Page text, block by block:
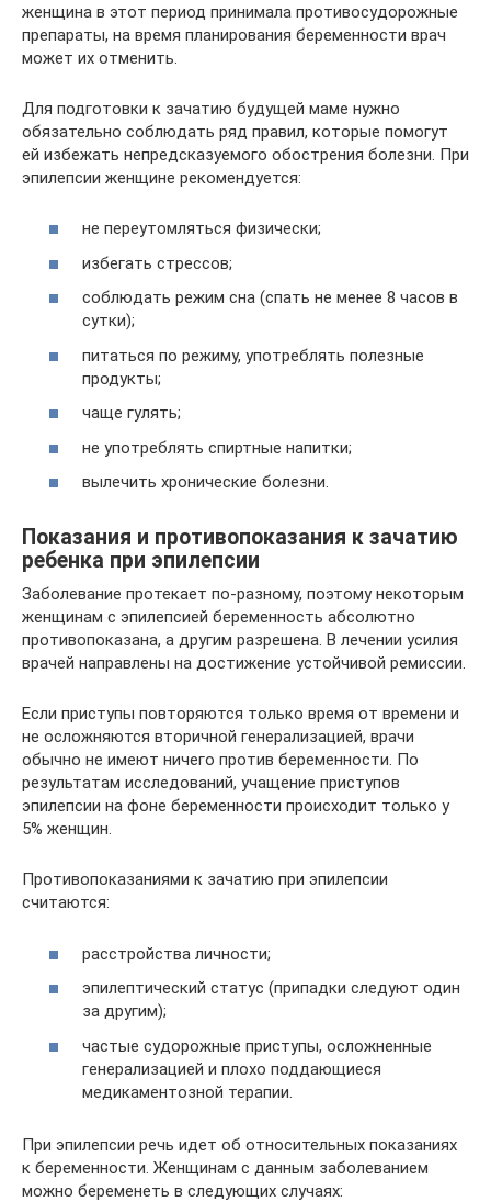
женщина в этот период принимала противосудорожные
препараты, на время планирования беременности врач
может их отменить.
Для подготовки к зачатию будущей маме нужно
обязательно соблюдать ряд правил, которые помогут
ей избежать непредсказуемого обострения болезни. При
эпилепсии женщине рекомендуется:
не переутомляться физически;
избегать стрессов;
соблюдать режим сна (спать не менее 8 часов в
сутки);
питаться по режиму, употреблять полезные
продукты;
чаще гулять;
не употреблять спиртные напитки;
вылечить хронические болезни.
Показания и противопоказания к зачатию
ребенка при эпилепсии
Заболевание протекает по-разному, поэтому некоторым
женщинам с эпилепсией беременность абсолютно
противопоказана, а другим разрешена. В лечении усилия
врачей направлены на достижение устойчивой ремиссии.
Если приступы повторяются только время от времени и
не осложняются вторичной генерализацией, врачи
обычно не имеют ничего против беременности. По
результатам исследований, учащение приступов
эпилепсии на фоне беременности происходит только у
5% женщин.
Противопоказаниями к зачатию при эпилепсии
считаются:
расстройства личности;
эпилептический статус (припадки следуют один
за другим);
частые судорожные приступы, осложненные
генерализацией и плохо поддающиеся
медикаментозной терапии.
При эпилепсии речь идет об относительных показаниях
к беременности. Женщинам с данным заболеванием
можно беременеть в следующих случаях: